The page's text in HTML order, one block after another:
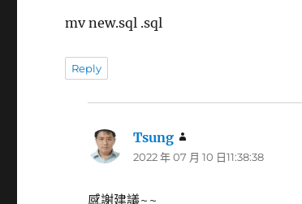
mv new.sql .sql
Reply
Tsung
示:
2022 年 07 月 10 日11:38:38
感謝建議~~